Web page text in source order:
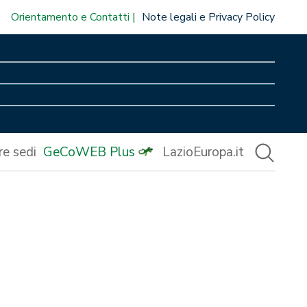
Orientamento e Contatti Note legali e Privacy Policy
sedi GeCoWEB Plus LazioEuropa.it